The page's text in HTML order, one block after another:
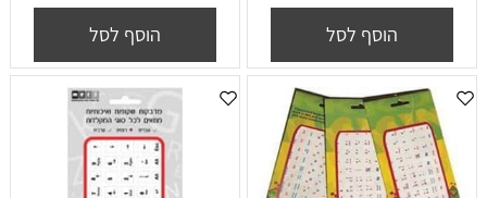
הוסף לסל הוסף לסל